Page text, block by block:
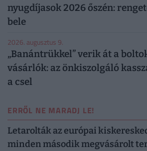
nyugdíjasok 2026 őszén:
bele
2026. augusztus 9.
„Banántrükkel” verik át a
vásárlók: az önkiszolgáló
a csel
ERRŐL NE MARADJ LE!
Letarolták az európai
minden második megvásárolt